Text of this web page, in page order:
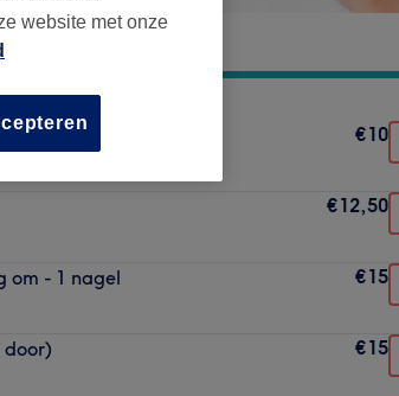
€10
€12,50
om - 1 nagel
€15
door)
€15
website met onze